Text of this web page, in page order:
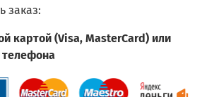
заказ:
картой (Visa, MasterCard) или
телефона